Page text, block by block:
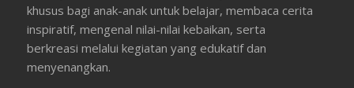
khusus bagi anak-anak untuk belajar, membaca cerita
inspiratif, mengenal nilai-nilai kebaikan, serta
berkreasi melalui kegiatan yang edukatif dan
menyenangkan.